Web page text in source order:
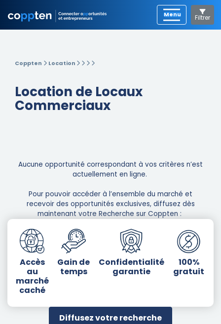
Filtrer
Coppten Location
Location de Locaux
Commerciaux
Aucune opportunité correspondant à vos critères n’est
actuellement en ligne. ​
Pour pouvoir accéder à l’ensemble du marché et
recevoir des opportunités exclusives, diffusez dès
maintenant votre Recherche sur Coppten : ​
Accès
au
marché
caché
Gain de
temps
Confidentialité
garantie
100%
gratuit
Diffusez votre recherche